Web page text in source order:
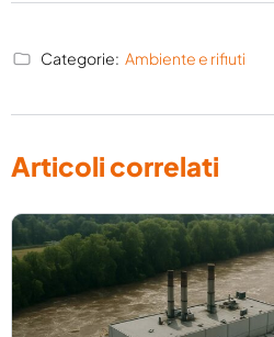
Categorie: Ambiente e rifiuti
Articoli correlati